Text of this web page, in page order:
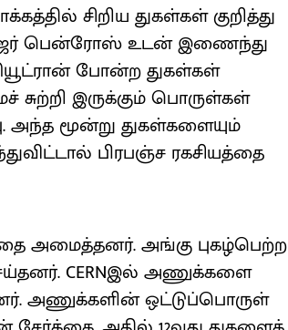
சிறிய துகள்கள் குறித்து
பென்ரோஸ் உடன் இணைந்து
போன்ற துகள்கள்
இருக்கும் பொருள்கள்
மூன்று துகள்களையும்
பிரபஞ்ச ரகசியத்தை
அமைத்தனர். அங்கு புகழ்பெற்ற
CERNஇல் அணுக்களை
அணுக்களின் ஒட்டுப்பொருள்